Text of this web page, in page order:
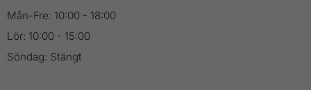
Mån-Fre: 10:00 - 18:00
Lör: 10:00 - 15:00
Söndag: Stängt